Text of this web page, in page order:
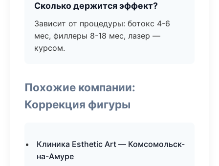
Сколько держится эффект?
Зависит от процедуры: ботокс 4-6
мес, филлеры 8-18 мес, лазер —
курсом.
Похожие компании:
Коррекция фигуры
Клиника Esthetic Art — Комсомольск-
на-Амуре